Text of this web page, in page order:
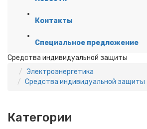
Контакты
Специальное предложение
Средства индивидуальной защиты
Электроэнергетика
Средства индивидуальной защиты
Категории